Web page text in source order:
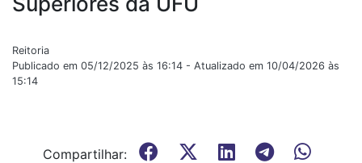
Reitoria
Publicado em 05/12/2025 às 16:14 - Atualizado em 10/04/2026 às
15:14
Compartilhar: